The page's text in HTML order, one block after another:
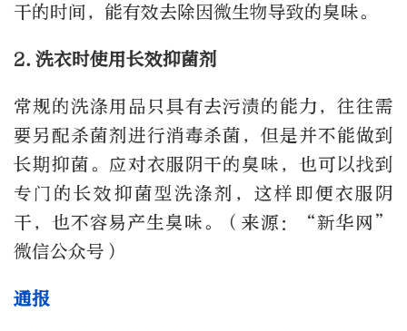
干的时间，能有效去除因微生物导致的臭味。
2.洗衣时使用长效抑菌剂
常规的洗涤用品只具有去污渍的能力，往往需
要另配杀菌剂进行消毒杀菌，但是并不能做到
长期抑菌。应对衣服阴干的臭味，也可以找到
专门的长效抑菌型洗涤剂，这样即便衣服阴
干，也不容易产生臭味。（来源：“新华网”
微信公众号）
通报